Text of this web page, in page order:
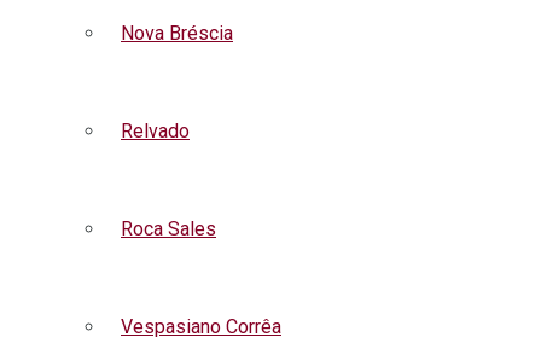
Nova Bréscia
Relvado
Roca Sales
Vespasiano Corrêa